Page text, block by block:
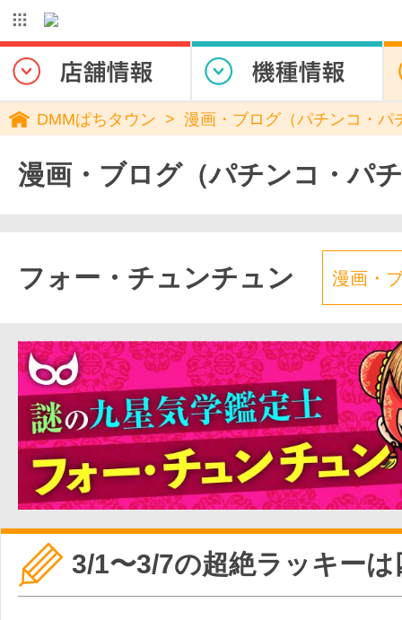
DMMぱちタウン 漫画・ブログ（パチンコ・パ
漫画・ブログ（パチンコ・パ
フォー・チュンチュン 漫画・
3/1〜3/7の超絶ラッキーは